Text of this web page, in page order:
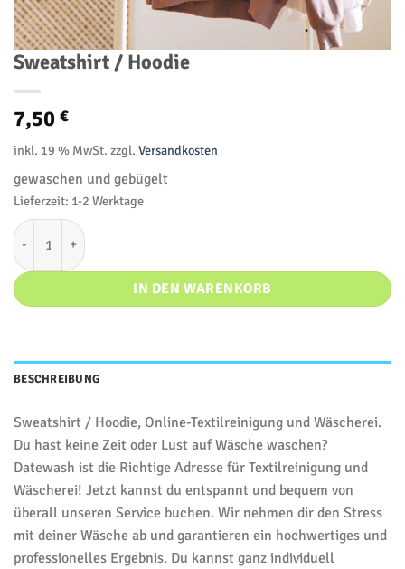
Sweatshirt / Hoodie
7,50 €
inkl. 19 % MwSt. zzgl. Versandkosten
gewaschen und gebügelt
Lieferzeit: 1-2 Werktage
Sweatshirt / Hoodie Menge
IN DEN WARENKORB
BESCHREIBUNG
Sweatshirt / Hoodie, Online-Textilreinigung und Wäscherei.
Du hast keine Zeit oder Lust auf Wäsche waschen?
Datewash ist die Richtige Adresse für Textilreinigung und
Wäscherei! Jetzt kannst du entspannt und bequem von
überall unseren Service buchen. Wir nehmen dir den Stress
mit deiner Wäsche ab und garantieren ein hochwertiges und
professionelles Ergebnis. Du kannst ganz individuell